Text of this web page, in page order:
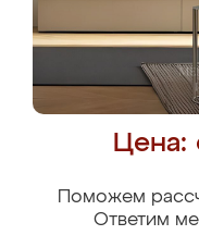
Цена:
Поможем
Ответим